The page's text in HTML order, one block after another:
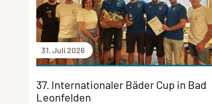
31. Juli 2026
37. Internationaler Bäder Cup in Bad
Leonfelden